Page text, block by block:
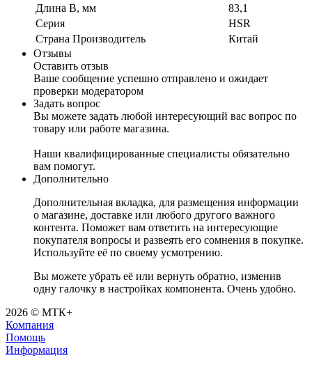
Длина B, мм
83,1
Серия
HSR
Страна Производитель
Китай
Отзывы
Оставить отзыв
Ваше сообщение успешно отправлено и ожидает
проверки модератором
Задать вопрос
Вы можете задать любой интересующий вас вопрос по
товару или работе магазина.
Наши квалифицированные специалисты обязательно
вам помогут.
Дополнительно
Дополнительная вкладка, для размещения информации
о магазине, доставке или любого другого важного
контента. Поможет вам ответить на интересующие
покупателя вопросы и развеять его сомнения в покупке.
Используйте её по своему усмотрению.
Вы можете убрать её или вернуть обратно, изменив
одну галочку в настройках компонента. Очень удобно.
2026 © МТК+
Компания
Помощь
Информация